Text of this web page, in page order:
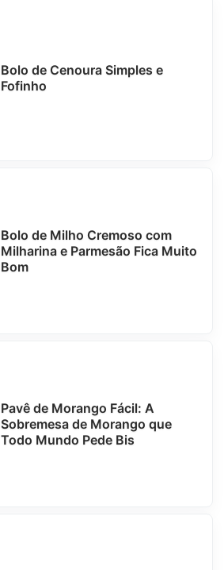
Bolo de Cenoura Simples e
Fofinho
Bolo de Milho Cremoso com
Milharina e Parmesão Fica Muito
Bom
Pavê de Morango Fácil: A
Sobremesa de Morango que
Todo Mundo Pede Bis